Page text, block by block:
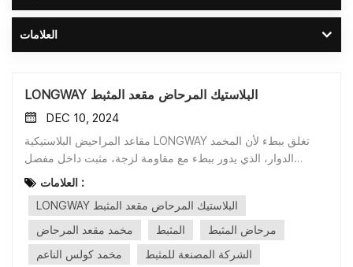
العلامات
LONGWAY البلاستيك المرحاض مقعد المثبط
DEC 10, 2024
مقاعد المراحيض البلاستيكية LONGWAY تغلق ببطء لأن المخمد
الدوار، الذي يدور ببطء مع مقاومة لزجة، مثبت داخل مفصل
المقعد.يمنع المخمد الدوار حركة مقاعد المراحيض من الانزلاق، مما
يخلق حركة فاخرة ومريحة.
العلامات :
LONGWAY البلاستيك المرحاض مقعد المثبط
مخمد مقعد المرحاض
المثبط
مرحاض المثبط
مخمد كولس الناعم
الشركة المصنعة للمثبط